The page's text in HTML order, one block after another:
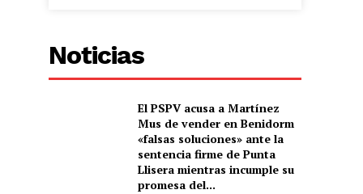
Noticias
El PSPV acusa a Martínez
Mus de vender en Benidorm
«falsas soluciones» ante la
sentencia firme de Punta
Llisera mientras incumple su
promesa del...